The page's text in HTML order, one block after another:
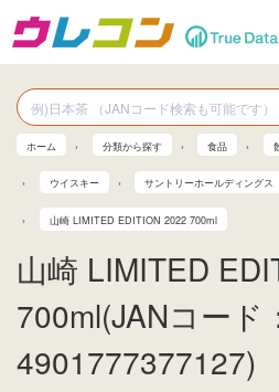
ホーム 分類から探す 食品
ウイスキー サントリーホールディングス
山崎 LIMITED EDITION 2022 700ml
山崎 LIMITED
700ml(JANコード
4901777377127)